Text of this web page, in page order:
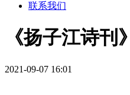
联系我们
《扬子江诗刊
2021-09-07 16:01